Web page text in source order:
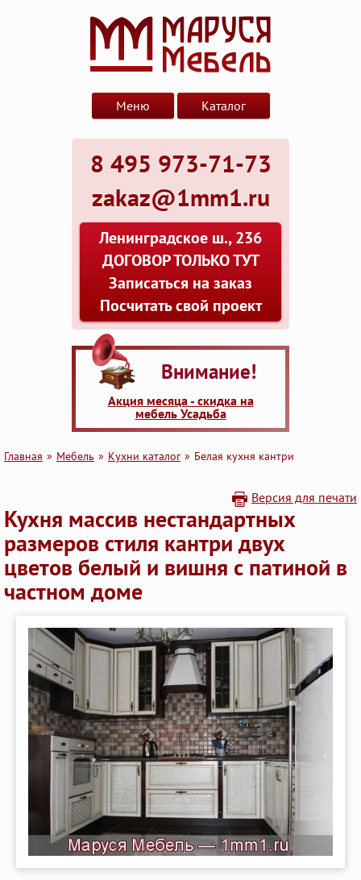
8 495 973-71-73
zakaz@1mm1.ru
Ленинградское ш., 236
ДОГОВОР ТОЛЬКО ТУТ
Записаться на заказ
Посчитать свой проект
Меню Каталог
Внимание!
Акция месяца - скидка на
мебель Усадьба
Главная Мебель Кухни каталог Белая кухня кантри
Версия для печати
Кухня массив нестандартных
размеров стиля кантри двух
цветов белый и вишня с патиной в
частном доме